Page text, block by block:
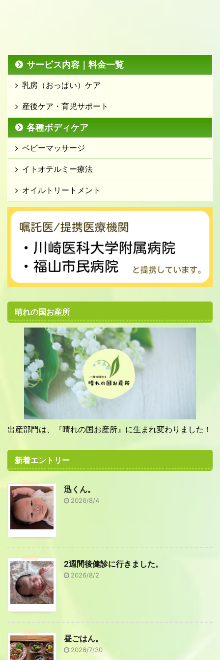
サービス内容｜料金一覧
乳房（おっぱい）ケア
産後ケア・育児サポート
各種ボディケア
ベビーマッサージ
イトオテルミー療法
オイルトリートメント
晴れの国お産所
出産部門は、『晴れの国お産所』に生まれ変わりました！
新着エントリー
迅くん。
2026/8/4
2週間後健診に行きました。
2026/8/2
昼ごはん。
2026/7/30